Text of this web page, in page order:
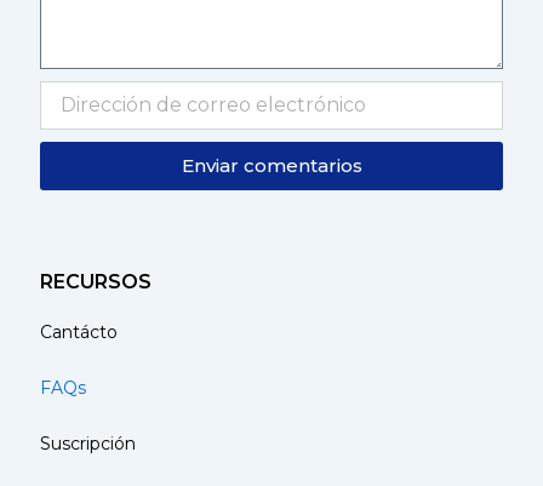
Enviar comentarios
RECURSOS
Cantácto
FAQs
Suscripción